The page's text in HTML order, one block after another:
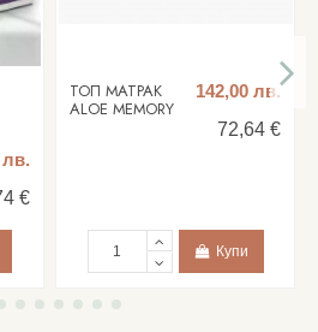
лв.
€
ТОП МАТРАК
ALOE MEMORY
142,00 лв.
72,64 €
Купи